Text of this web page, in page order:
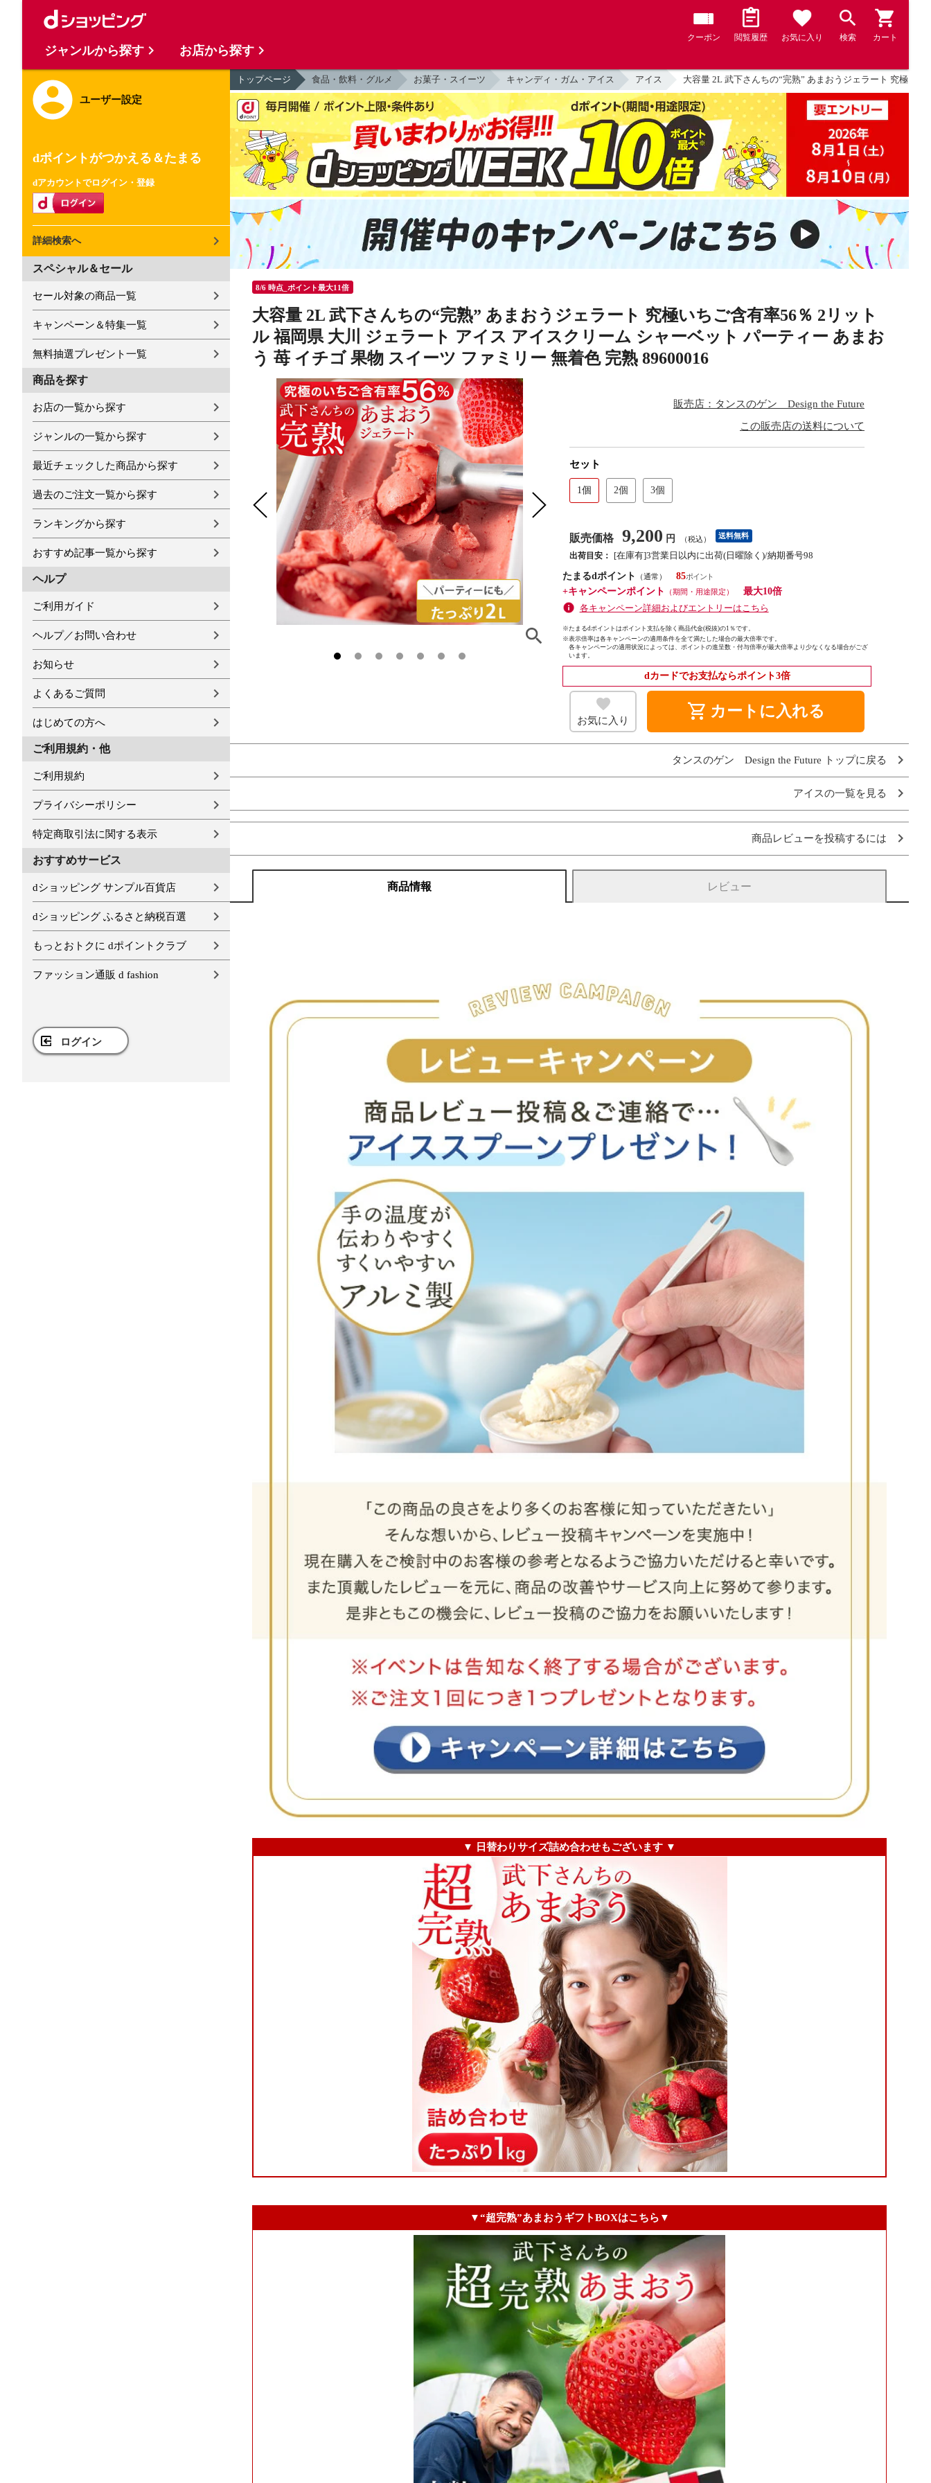
クーポン 閲覧履歴 お気に入り 検索 カート
ユーザー設定
dポイントがつかえる＆たまる
dアカウントでログイン・登録
詳細検索へ
スペシャル＆セール
セール対象の商品一覧
キャンペーン＆特集一覧
無料抽選プレゼント一覧
商品を探す
お店の一覧から探す
ジャンルの一覧から探す
最近チェックした商品から探す
過去のご注文一覧から探す
ランキングから探す
おすすめ記事一覧から探す
ヘルプ
ご利用ガイド
ヘルプ／お問い合わせ
お知らせ
よくあるご質問
はじめての方へ
ご利用規約・他
ご利用規約
プライバシーポリシー
特定商取引法に関する表示
おすすめサービス
dショッピング サンプル百貨店
dショッピング ふるさと納税百選
もっとおトクに dポイントクラブ
ファッション通販 d fashion
ログイン
トップページ 食品・飲料・グルメ お菓子・スイーツ キャンディ・ガム・アイス アイス 大容量 2L 武下さんちの“完熟” あまおうジェラート 究極い
8/6 時点_ポイント最大11倍
大容量 2L 武下さんちの“完熟” あまおうジェラート 究極いちご含有率56％ 2リット
ル 福岡県 大川 ジェラート アイス アイスクリーム シャーベット パーティー あまお
う 苺 イチゴ 果物 スイーツ ファミリー 無着色 完熟 89600016
販売店：タンスのゲン Design the Future
この販売店の送料について
セット
1個 2個 3個
販売価格 9,200 円 （税込） 送料無料
出荷目安：
[在庫有]3営業日以内に出荷(日曜除く)/納期番号98
たまるdポイント
（通常）
85
+キャンペーンポイント
（期間・用途限定）
最大10倍
各キャンペーン詳細およびエントリーはこちら
※たまるdポイントはポイント支払を除く商品代金(税抜)の1％です。
※表示倍率は各キャンペーンの適用条件を全て満たした場合の最大倍率です。
各キャンペーンの適用状況によっては、ポイントの進呈数・付与倍率が最大倍率より少なくなる場合がござ
います。
dカードでお支払ならポイント3倍
お気に入り shopping_cart カートに入れる
タンスのゲン Design the Future トップに戻る
アイスの一覧を見る
商品レビューを投稿するには
商品情報 レビュー
▼ 日替わりサイズ詰め合わせもございます ▼
▼“超完熟”あまおうギフトBOXはこちら▼
ジャンルから探す お店から探す